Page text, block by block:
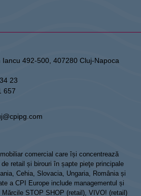
Iancu 492-500, 407280 Cluj-Napoca
23
657
comercial care își concentrează
retail și birouri în șapte pieţe principale
Cehia, Slovacia, Ungaria, România și
a CPI Europe include managementul și
STOP SHOP (retail), VIVO! (retail)